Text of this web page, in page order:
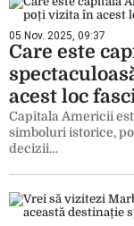
05 Nov. 2025, 09:37
Care este
acest loc
Capitala Americii
simboluri istorice,
decizii…